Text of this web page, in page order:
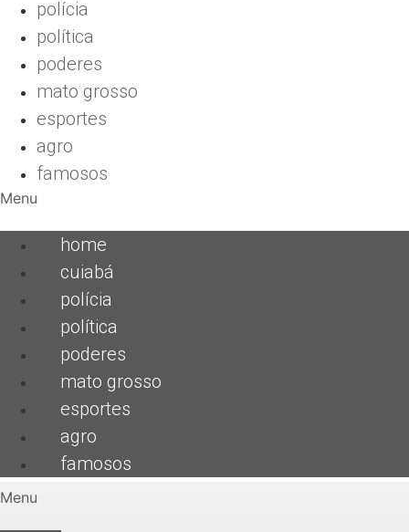
polícia
política
poderes
mato grosso
esportes
agro
famosos
Menu
home
cuiabá
polícia
política
poderes
mato grosso
esportes
agro
famosos
Menu